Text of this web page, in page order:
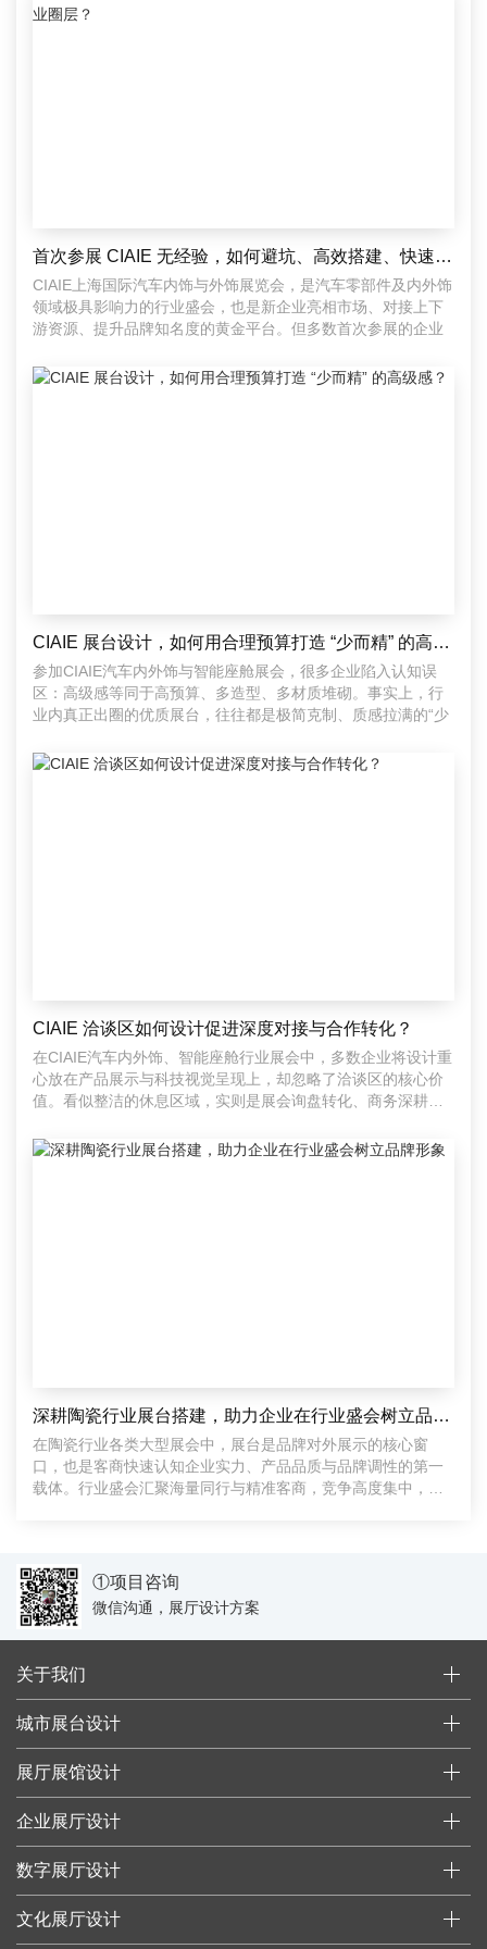
首次参展 CIAIE 无经验，如何避坑、高效搭建、快速融入行业圈层？
CIAIE上海国际汽车内饰与外饰展览会，是汽车零部件及内外饰
领域极具影响力的行业盛会，也是新企业亮相市场、对接上下
游资源、提升品牌知名度的黄金平台。但多数首次参展的企业
CIAIE 展台设计，如何用合理预算打造 “少而精” 的高级感？
参加CIAIE汽车内外饰与智能座舱展会，很多企业陷入认知误
区：高级感等同于高预算、多造型、多材质堆砌。事实上，行
业内真正出圈的优质展台，往往都是极简克制、质感拉满的“少
CIAIE 洽谈区如何设计促进深度对接与合作转化？
在CIAIE汽车内外饰、智能座舱行业展会中，多数企业将设计重
心放在产品展示与科技视觉呈现上，却忽略了洽谈区的核心价
值。看似整洁的休息区域，实则是展会询盘转化、商务深耕、
深耕陶瓷行业展台搭建，助力企业在行业盛会树立品牌形象
在陶瓷行业各类大型展会中，展台是品牌对外展示的核心窗
口，也是客商快速认知企业实力、产品品质与品牌调性的第一
载体。行业盛会汇聚海量同行与精准客商，竞争高度集中，千
①项目咨询
微信沟通，展厅设计方案
关于我们
城市展台设计
展厅展馆设计
企业展厅设计
数字展厅设计
文化展厅设计